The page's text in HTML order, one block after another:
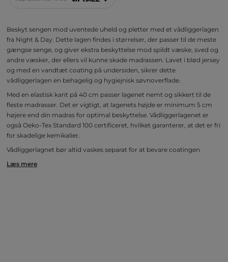
Beskyt sengen mod uventede uheld og pletter med et vådliggerlagen
fra Night & Day. Dette lagen findes i størrelser, der passer til de meste
gængse senge, og giver ekstra beskyttelse mod spildt væske, sved og
andre væsker, der ellers vil kunne skade madrassen. Lavet i blød jersey
og med en vandtæt coating på undersiden, sikrer dette
vådliggerlagen en behagelig og hygiejnisk søvnoverflade.
Med en elastisk kant på 40 cm passer lagenet nemt og sikkert til de
fleste madrasser. Det er vigtigt, at lagenets højde er minimum 5 cm
højere end din madras for optimal beskyttelse. Vådliggerlagenet er
også Oeko-Tex Standard 100 certificeret, hvilket garanterer, at det er fri
for skadelige kemikalier.
Vådliggerlagnet bør altid vaskes separat for at bevare coatingen
Læs mere